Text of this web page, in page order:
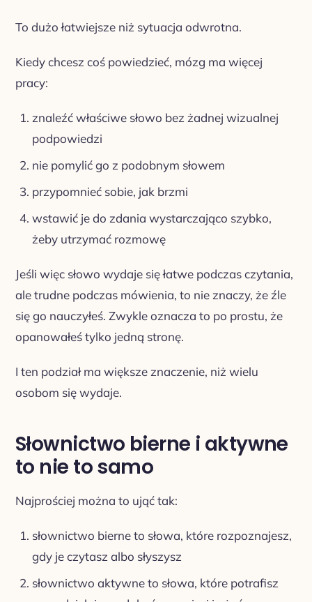
To dużo łatwiejsze niż sytuacja odwrotna.
Kiedy chcesz coś powiedzieć, mózg ma więcej
pracy:
znaleźć właściwe słowo bez żadnej wizualnej
podpowiedzi
nie pomylić go z podobnym słowem
przypomnieć sobie, jak brzmi
wstawić je do zdania wystarczająco szybko,
żeby utrzymać rozmowę
Jeśli więc słowo wydaje się łatwe podczas czytania,
ale trudne podczas mówienia, to nie znaczy, że źle
się go nauczyłeś. Zwykle oznacza to po prostu, że
opanowałeś tylko jedną stronę.
I ten podział ma większe znaczenie, niż wielu
osobom się wydaje.
Słownictwo bierne i aktywne
to nie to samo
Najprościej można to ująć tak:
słownictwo bierne to słowa, które rozpoznajesz,
gdy je czytasz albo słyszysz
słownictwo aktywne to słowa, które potrafisz